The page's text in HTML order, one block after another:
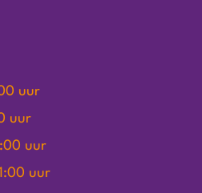
uur
uur
uur
uur